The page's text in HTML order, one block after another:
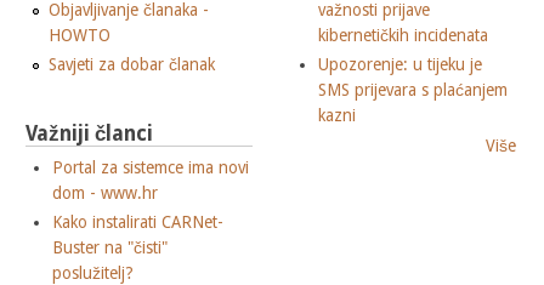
Objavljivanje članaka -
HOWTO
Savjeti za dobar članak
Važniji članci
Portal za sistemce ima novi
dom - www.hr
Kako instalirati CARNet-
Buster na "čisti"
poslužitelj?
važnosti prijave
kibernetičkih incidenata
Upozorenje: u tijeku je
SMS prijevara s plaćanjem
kazni
Više